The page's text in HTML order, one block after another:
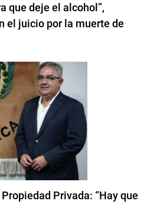
que deje el alcohol”,
el juicio por la muerte de
Privada: “Hay que